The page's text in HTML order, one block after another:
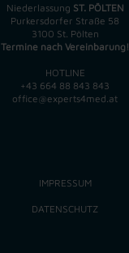
Niederlassung ST. PÖLTEN
Purkersdorfer Straße 58
3100 St. Pölten
Termine nach Vereinbarung!
HOTLINE
+43 664 88 843 843
office@experts4med.at
IMPRESSUM
DATENSCHUTZ